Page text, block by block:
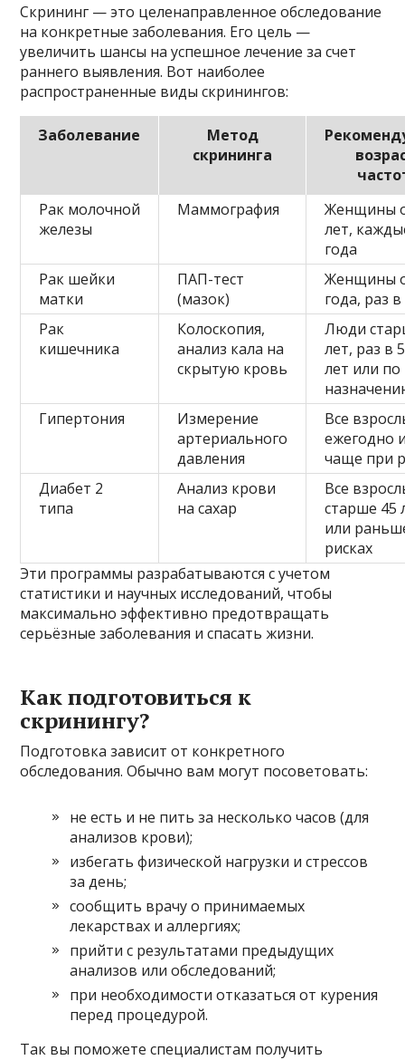
Скрининг — это целенаправленное обследование
на конкретные заболевания. Его цель —
увеличить шансы на успешное лечение за счет
раннего выявления. Вот наиболее
распространенные виды скринингов:
Заболевание
Метод
скрининга
Рак молочной
железы
Маммография
Женщины
лет,
года
Рак шейки
матки
ПАП-тест
(мазок)
Женщины
года, раз
Рак
кишечника
Колоскопия,
анализ кала на
скрытую кровь
Люди
лет, раз в
лет или по
Гипертония
Измерение
артериального
давления
Все
ежегодно
чаще при
Диабет 2
типа
Анализ крови
на сахар
Все
старше 45
или
рисках
Эти программы разрабатываются с учетом
статистики и научных исследований, чтобы
максимально эффективно предотвращать
серьёзные заболевания и спасать жизни.
Как подготовиться к
скринингу?
Подготовка зависит от конкретного
обследования. Обычно вам могут посоветовать:
не есть и не пить за несколько часов (для
анализов крови);
избегать физической нагрузки и стрессов
за день;
сообщить врачу о принимаемых
лекарствах и аллергиях;
прийти с результатами предыдущих
анализов или обследований;
при необходимости отказаться от курения
перед процедурой.
Так вы поможете специалистам получить